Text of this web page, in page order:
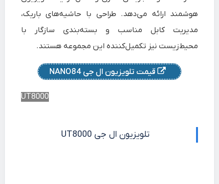
هوشمند ارائه می‌دهد. طراحی با حاشیه‌های باریک،
مدیریت کابل مناسب و بسته‌بندی سازگار با
محیط‌زیست نیز تکمیل‌کننده این مجموعه هستند.
قیمت تلویزیون ال جی NANO84
UT8000
تلویزیون ال جی UT8000